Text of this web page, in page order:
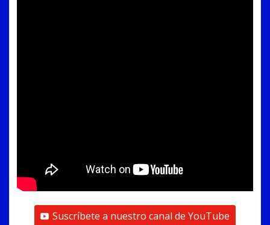
Suscríbete a nuestro canal de YouTube